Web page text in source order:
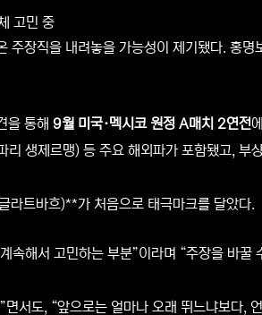
고민 중
장직을 내려놓을 가능성이 제기됐다. 홍명
을 통해 9월 미국·멕시코 원정 A매치 2연전
생제르맹) 등 주요 해외파가 포함됐고, 부
라트바흐)**가 처음으로 태극마크를 달았다.
속해서 고민하는 부분”이라며 “주장을 바
서도, “앞으로는 얼마나 오래 뛰느냐보다,